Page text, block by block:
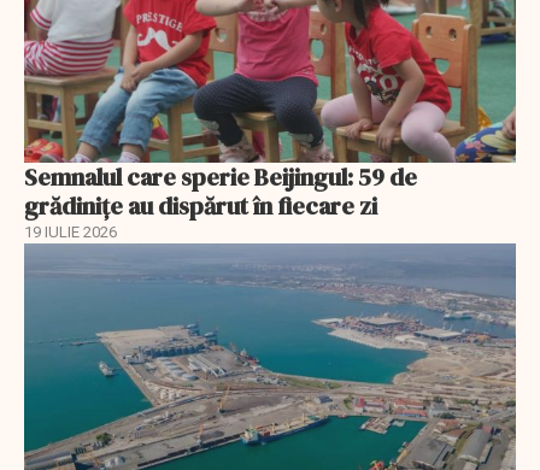
Semnalul care sperie Beijingul: 59 de
grădinițe au dispărut în fiecare zi
19 IULIE 2026